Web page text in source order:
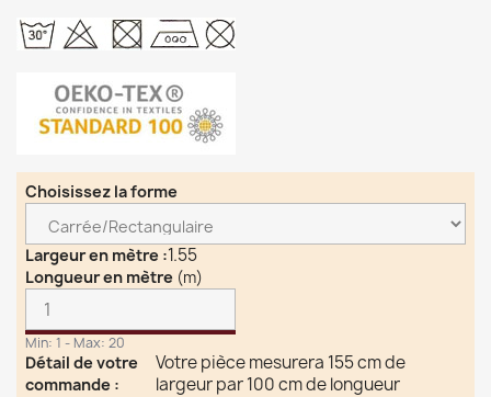
Choisissez la forme
Largeur en mètre :1.55
Longueur en mètre (m)
Min: 1 - Max: 20
Détail de votre
commande :
Votre pièce mesurera 155 cm de
largeur par 100 cm de longueur